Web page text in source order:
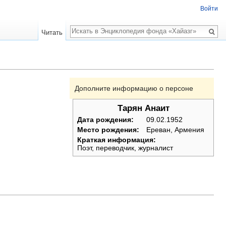
Дополните информацию о персоне
Тарян Анаит
Дата рождения:
09.02.1952
Место рождения:
Ереван, Армения
Краткая информация:
Поэт, переводчик, журналист
Войти
Читать
Поиск